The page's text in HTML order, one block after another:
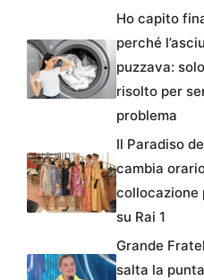
Ho capito
perché
puzzava:
risolto per
problema
Il Paradiso
cambia
collocazione
su Rai 1
Grande
salta la